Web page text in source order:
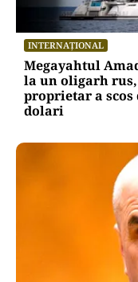
INTERNAȚIONAL
Megayahtul
la un oligarh
proprietar a
dolari